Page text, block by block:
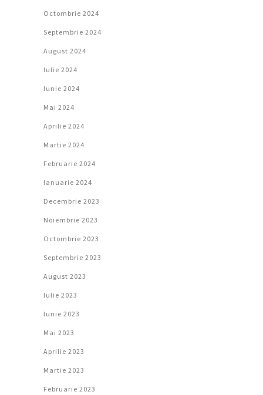
Octombrie 2024
Septembrie 2024
August 2024
Iulie 2024
Iunie 2024
Mai 2024
Aprilie 2024
Martie 2024
Februarie 2024
Ianuarie 2024
Decembrie 2023
Noiembrie 2023
Octombrie 2023
Septembrie 2023
August 2023
Iulie 2023
Iunie 2023
Mai 2023
Aprilie 2023
Martie 2023
Februarie 2023